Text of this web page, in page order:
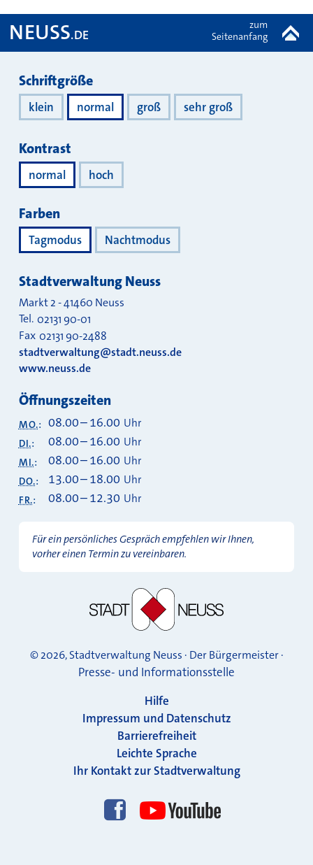
NEUSS.DE
zum
Seitenanfang
Darstellung
Schriftgröße
klein normal groß sehr groß
Kontrast
normal hoch
Farben
Tagmodus Nachtmodus
Stadtverwaltung Neuss
Markt 2-41460 Neuss
Tel. 02131 90-01
Fax 02131 90-2488
stadtverwaltung@stadt.neuss.de
www.neuss.de
Öffnungszeiten
MO.: 08.00–16.00 Uhr
DI.: 08.00–16.00 Uhr
MI.: 08.00–16.00 Uhr
DO.: 13.00–18.00 Uhr
FR.: 08.00–12.30 Uhr
Für ein persönliches Gespräch empfehlen wir Ihnen,
vorher einen Termin zu vereinbaren.
© 2026, Stadtverwaltung Neuss · Der Bürgermeister ·
Presse- und Informationsstelle
Hilfe
Impressum und Datenschutz
Barrierefreiheit
Leichte Sprache
Ihr Kontakt zur Stadtverwaltung
Folgen Sie uns!